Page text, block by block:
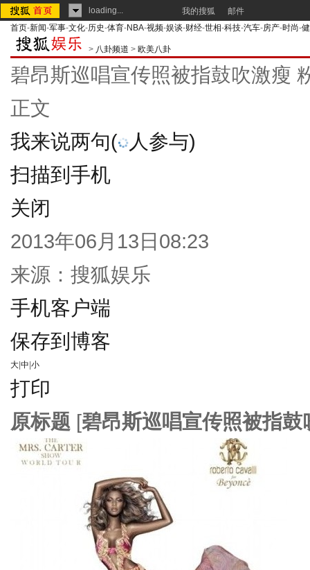
loading... 我的搜狐
邮件
首页-新闻-军事-文化-历史-体育-NBA-视频-娱谈-财经-世相-科技-汽车-房产-时尚-
> 八卦频道 > 欧美八卦
碧昂斯巡唱宣传照被指鼓吹激瘦
正文
我来说两句(
人参与)
扫描到手机
关闭
2013年06月13日08:23
来源： 搜狐娱乐
手机客户端
保存到博客
大 中 小
打印
原标题 [碧昂斯巡唱宣传照被指鼓